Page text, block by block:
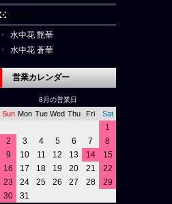
水中花 艶華
水中花 蒼華
営業カレンダー
8月の営業日
Sun Mon Tue Wed Thu Fri Sat
1
2
3 4 5 6 7
8
9
10 11 12 13 14
15
16
17 18 19 20 21
22
23
24 25 26 27 28
29
30
31